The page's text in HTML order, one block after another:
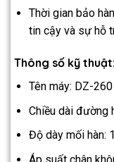
Thời gian bảo
tin cậy và sự hỗ
Thông số kỹ thuật:
Tên máy: DZ-260
Chiều dài đường
Độ dày mối hàn: